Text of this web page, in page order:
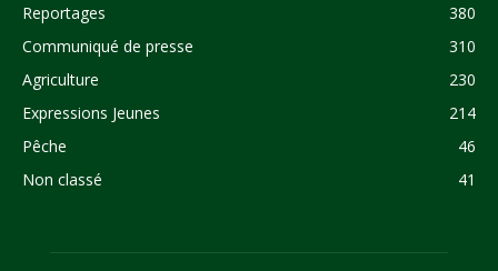
Reportages
380
Communiqué de presse
310
Agriculture
230
Expressions Jeunes
214
Pêche
46
Non classé
41